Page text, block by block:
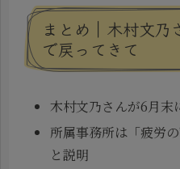
まとめ｜木村文乃
で戻ってきて
木村文乃さんが6月末
所属事務所は「疲労
と説明